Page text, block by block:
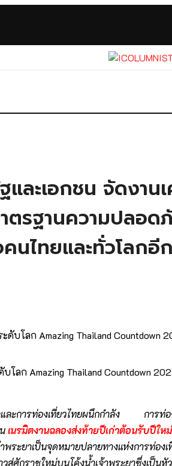
และเอกชน จัดงา
รฐานความปลอ
นไทยและทั่วโลกอี
บโลก Amazing Thailand
ละการท่องเที่ยวไทยผนึกกำลัง การท่อง
เนรมิตงานฉลองส่งท้ายปีเก่าต้อนรับปีใหม่
พระยาเป็นจุดหมายปลายทางแห่งการท่อ
ศักราชใหม่บนโค้งน้ำเจ้าพระยาซึ่งเป็นหั